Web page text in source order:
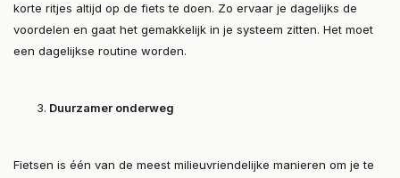
korte ritjes altijd op de fiets te doen. Zo ervaar je dagelijks de
voordelen en gaat het gemakkelijk in je systeem zitten. Het moet
een dagelijkse routine worden.
Duurzamer onderweg
Fietsen is één van de meest milieuvriendelijke manieren om je te